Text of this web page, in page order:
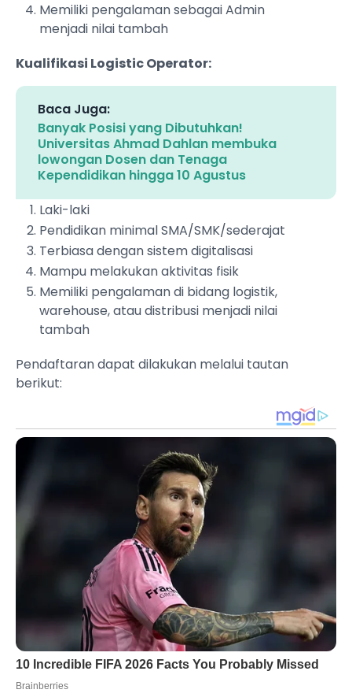
Memiliki pengalaman sebagai Admin
menjadi nilai tambah
Kualifikasi Logistic Operator:
Baca Juga:
Banyak Posisi yang Dibutuhkan!
Universitas Ahmad Dahlan membuka
lowongan Dosen dan Tenaga
Kependidikan hingga 10 Agustus
Laki-laki
Pendidikan minimal SMA/SMK/sederajat
Terbiasa dengan sistem digitalisasi
Mampu melakukan aktivitas fisik
Memiliki pengalaman di bidang logistik,
warehouse, atau distribusi menjadi nilai
tambah
Pendaftaran dapat dilakukan melalui tautan
berikut: